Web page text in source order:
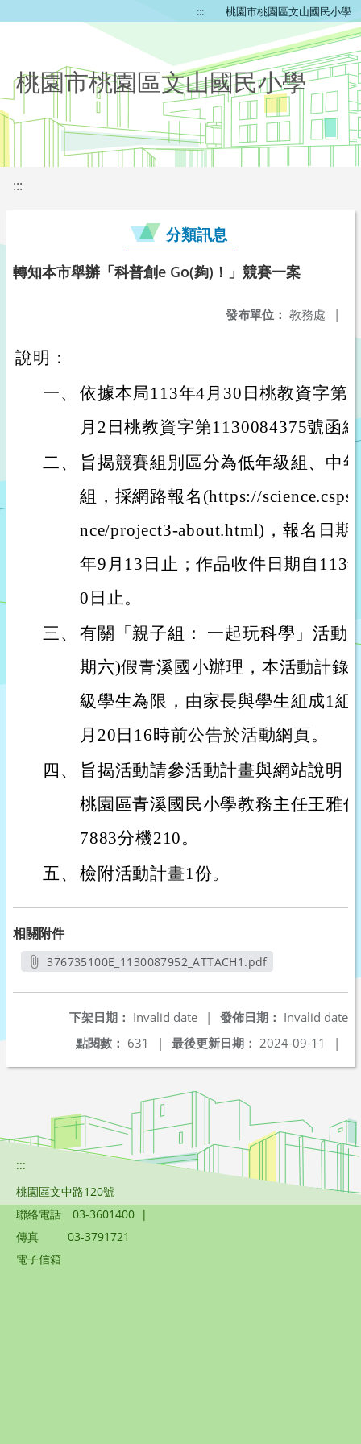
::: 桃園市桃園區文山國民小學
桃園市桃園區文山國民小學
:::
分類訊息
轉知本市舉辦「科普創e Go(夠)！」競賽一案
發布單位： 教務處 |
說明：
一、 依據本局113年4月30日桃教資字第
月2日桃教資字第1130084375號函
二、
旨揭競賽組別區分為低年級組、中
組，採網路報名(https://
nce/project3-about.html)，報名日
年9月13日止；作品收件日期自113
0日止。
三、 有關「親子組： 一起玩科學」活動
期六)假青溪國小辦理，本活動計錄
級學生為限，由家長與學生組成1組
月20日16時前公告於活動網頁。
四、
旨揭活動請參活動計畫與網站說明
桃園區青溪國民小學教務主任王雅
7883分機210。
五、 檢附活動計畫1份。
相關附件
376735100E_1130087952_ATTACH1.pdf
發佈日期： Invalid date
下架日期： Invalid date
|
最後更新日期： 2024-09-11 |
點閱數： 631 |
:::
桃園區文中路120號
聯絡電話
03-3601400 |
傳真
03-3791721
電子信箱